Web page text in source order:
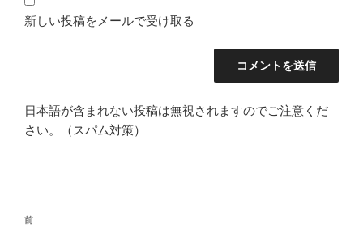
新しい投稿をメールで受け取る
日本語が含まれない投稿は無視されますのでご注意くだ
さい。（スパム対策）
投
前
前